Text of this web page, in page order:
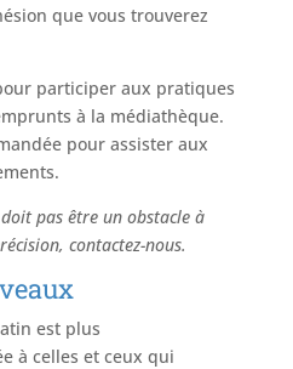
que vous trouverez
participer aux pratiques
à la médiathèque.
pour assister aux
pas être un obstacle à
contactez-nous.
est plus
à celles et ceux qui